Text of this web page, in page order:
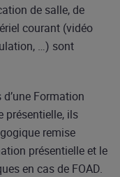
de salle, de
courant (vidéo
…) sont
Formation
présentielle, ils
remise
présentielle et le
en cas de FOAD.